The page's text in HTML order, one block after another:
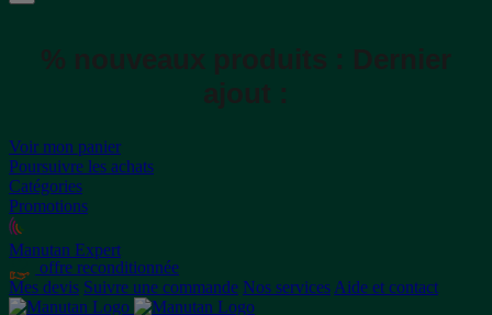
% nouveaux produits : Dernier
ajout :
Voir mon panier
Poursuivre les achats
Catégories
Promotions
Manutan Expert
offre reconditionnée
Mes devis Suivre une commande Nos services Aide et contact